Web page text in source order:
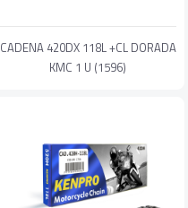
CADENA 420DX 118L +CL DORADA
KMC 1 U (1596)